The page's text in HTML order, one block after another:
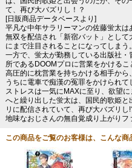
て、再び大バズリし！？
[日販商品データベースより]
平凡な中年サラリーマンの佐藤蛍太
無双を配信され「新宿バット」とし
にまで注目されることになってしまう。
一方で、蛍太が勤務している出版社
所であるDOOMプロに営業をかけるこ
高圧的に枕営業を持ちかける相手か
うちに電車で痴漢の冤罪をかけられて
ストレスは一気にMAXに至り、欲望
へと繰り出した蛍太は、国民的歌姫
リに配信されていて、再び大バズリし
地味なおじさんの無自覚成り上がりフ
この商品をご覧のお客様は、こんな商